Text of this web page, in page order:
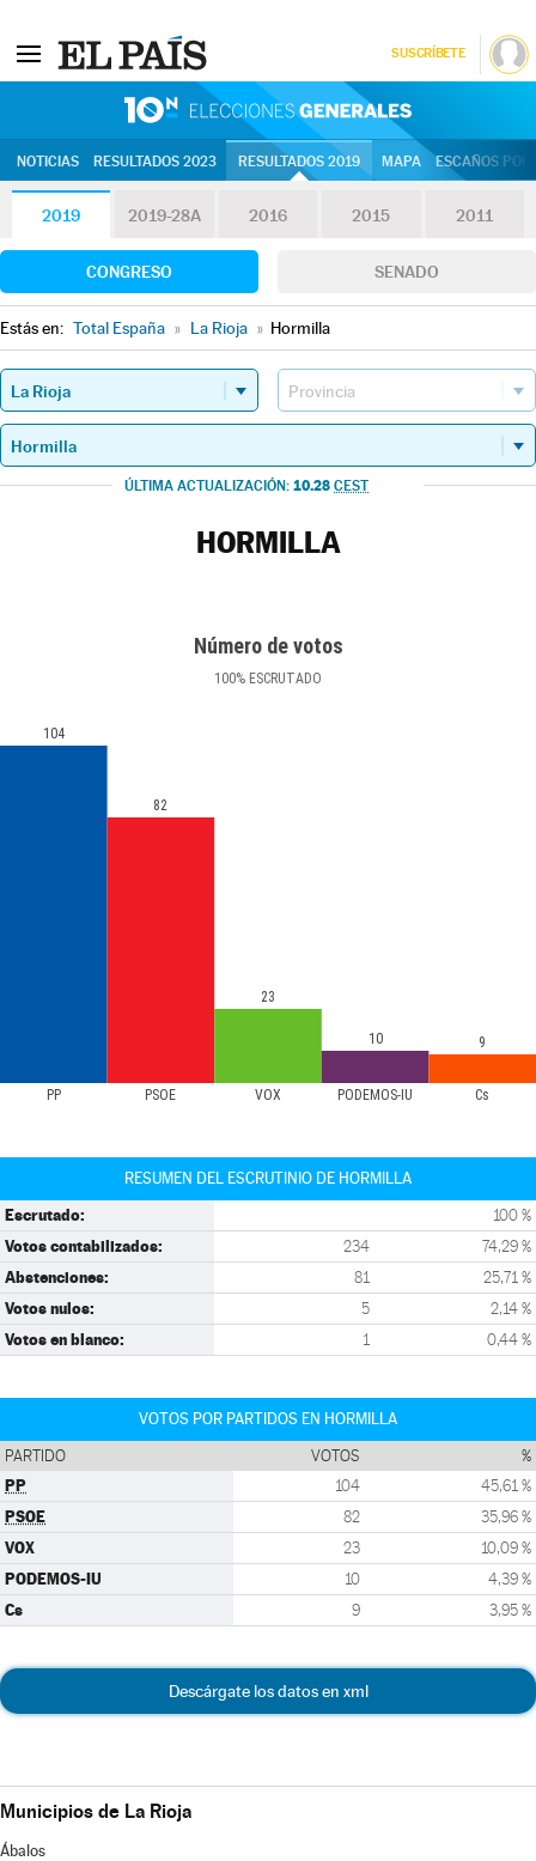
SUSCRÍBETE
NOTICIAS RESULTADOS 2023 RESULTADOS 2019 MAPA ESCAÑOS
2019 2019-28A 2016 2015 2011
CONGRESO SENADO
Estás en: Total España » La Rioja » Hormilla
ÚLTIMA ACTUALIZACIÓN: 10.28 CEST
HORMILLA
Número de votos
100% ESCRUTADO
PP PSOE VOX PODEMOS-IU Cs
104
82
23
10 9
RESUMEN DEL ESCRUTINIO DE HORMILLA
Escrutado: 100 %
Votos contabilizados: 234 74,29 %
Abstenciones: 81 25,71 %
Votos nulos: 5 2,14 %
Votos en blanco: 1 0,44 %
VOTOS POR PARTIDOS EN HORMILLA
PARTIDO VOTOS %
PP 104 45,61 %
PSOE 82 35,96 %
VOX 23 10,09 %
PODEMOS-IU 10 4,39 %
Cs 9 3,95 %
Descárgate los datos en xml
Municipios de La Rioja
Ábalos